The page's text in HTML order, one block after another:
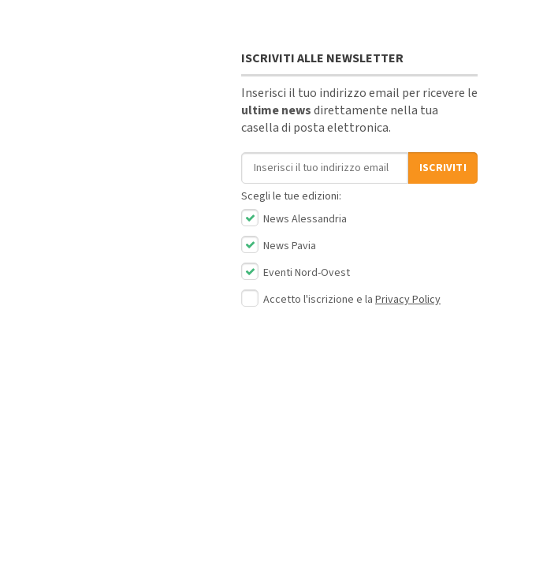
ISCRIVITI ALLE NEWSLETTER
Inserisci il tuo indirizzo email per ricevere le
ultime newsdirettamente nella tua
casella di posta elettronica.
Indirizzo email
ISCRIVITI
Scegli le tue edizioni:
News Alessandria
News Pavia
Eventi Nord-Ovest
Accetto l'iscrizione e la Privacy Policy